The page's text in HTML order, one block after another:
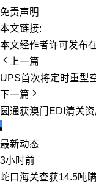
免责声明
本文链接:
本文经作者许可发布
上一篇
UPS首次将定时重型
下一篇
圆通获澳门EDI清关
最新动态
3小时前
蛇口海关查获14.5吨